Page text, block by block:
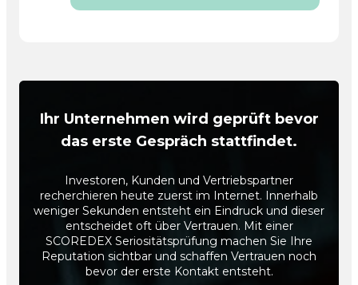
Ihr Unternehmen wird geprüft bevor
das erste Gespräch stattfindet.
Investoren, Kunden und Vertriebspartner
recherchieren heute zuerst im Internet. Innerhalb
weniger Sekunden entsteht ein Eindruck und dieser
entscheidet oft über Vertrauen. Mit einer
SCOREDEX Seriositätsprüfung machen Sie Ihre
Reputation sichtbar und schaffen Vertrauen noch
bevor der erste Kontakt entsteht.